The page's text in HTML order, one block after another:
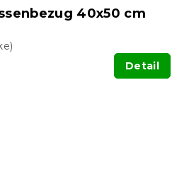
40x50 cm
Detail